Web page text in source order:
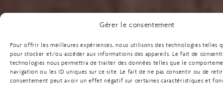
Gérer le consentement
Pour offrir les meilleures expériences, nous utilisons des technologies telles
pour stocker et/ou accéder aux informations des appareils. Le fait de
technologies nous permettra de traiter des données telles que le
navigation ou les ID uniques sur ce site. Le fait de ne pas consentir ou de
consentement peut avoir un effet négatif sur certaines caractéristiques et